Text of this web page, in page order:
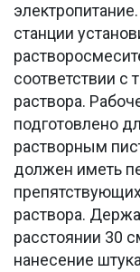
станции
соответствии с
раствора.
подготовлено
растворным
должен иметь
раствора.
расстоянии 30
нанесение